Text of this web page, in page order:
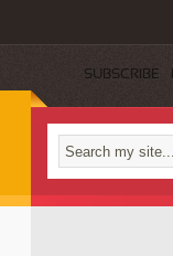
SUBSCRIBE